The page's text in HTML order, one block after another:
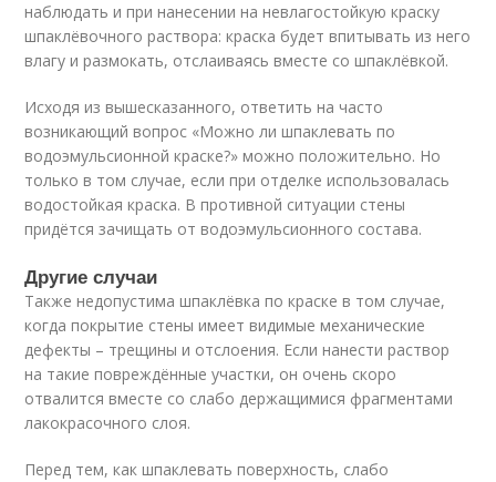
наблюдать и при нанесении на невлагостойкую краску
шпаклёвочного раствора: краска будет впитывать из него
влагу и размокать, отслаиваясь вместе со шпаклёвкой.
Исходя из вышесказанного, ответить на часто
возникающий вопрос «Можно ли шпаклевать по
водоэмульсионной краске?» можно положительно. Но
только в том случае, если при отделке использовалась
водостойкая краска. В противной ситуации стены
придётся зачищать от водоэмульсионного состава.
Другие случаи
Также недопустима шпаклёвка по краске в том случае,
когда покрытие стены имеет видимые механические
дефекты – трещины и отслоения. Если нанести раствор
на такие повреждённые участки, он очень скоро
отвалится вместе со слабо держащимися фрагментами
лакокрасочного слоя.
Перед тем, как шпаклевать поверхность, слабо